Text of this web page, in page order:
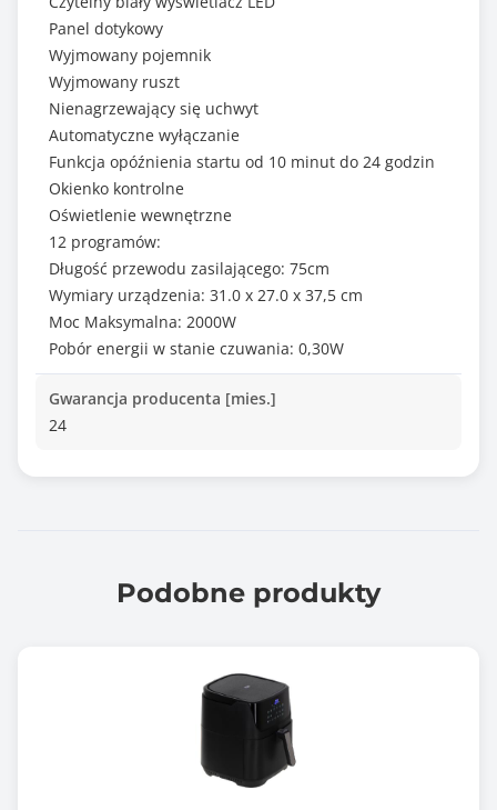
Panel dotykowy
Wyjmowany pojemnik
Wyjmowany ruszt
Nienagrzewający się uchwyt
Automatyczne wyłączanie
Funkcja opóźnienia startu od 10 minut do 24 godzin
Okienko kontrolne
Oświetlenie wewnętrzne
12 programów:
Długość przewodu zasilającego: 75cm
Wymiary urządzenia: 31.0 x 27.0 x 37,5 cm
Moc Maksymalna: 2000W
Pobór energii w stanie czuwania: 0,30W
Gwarancja producenta [mies.]
24
Podobne produkty